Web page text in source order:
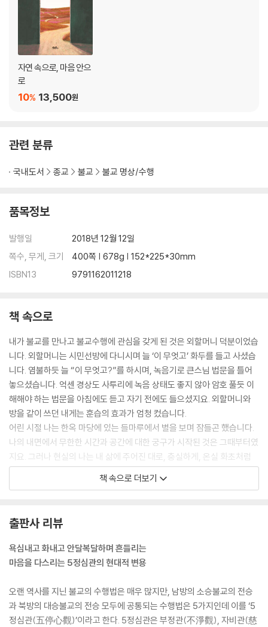
현대에 꼭 필요한 부정관 수행법 96
3문 점관찰 - 점을 통해 부정관하기
점을 통해 대상에 들어가는 관법 101
점관찰하며 지켜야 할 원칙 104
- 아무 생각 없이 관찰하기 104
- 판단하거나 해석하지 않고 관찰하기 105
? 묻고 답하기 109
점관찰로 나타나는 몸과 마음 110
- 몸의 굳어진 곳 110
- 긴장과 고정관념 117
? 묻고 답하기 122
몸의 논리에서 벗어나자 124
4문 느낌관찰 - 몸과 마음에서 일어나는 느낌 관찰하기
? 묻고 답하기 137
느낌관찰의 방법 138
- 5관의 느낌 관찰하기 138
? 묻고 답하기 142
- 물속에서 느낌 관찰하기 143
? 묻고 답하기 145
- 대상과 부딪혔을 때의 느낌 관찰하기 148
? 묻고 답하기 153
욕심을 뚫고 느낌과 감정을 보라 155
? 묻고 답하기 157
5문 음악명상 - 소리를 들으며 마음관찰하기
대상의 소리를 듣는 수행 161
감정층에 작용하는 대표 기제 172
듣기만 잘해도 관념이 많이 떨어져 178
내 소리도 잘 내고 남의 소리도 잘 듣는 것 181
6문 촛불명상 - 촛불을 그냥 그대로 바라보기
자연 속으로, 마음 안으
로
13,500원
10%
관련 분류
국내도서 종교 불교 불교 명상/수행
품목정보
발행일
2018년 12월 12일
쪽수, 무게, 크기
400쪽 | 678g | 152*225*30mm
ISBN13
9791162011218
책 속으로
내가 불교를 만나고 불교수행에 관심을 갖게 된 것은 외할머니 덕분이었습
니다. 외할머니는 시민선방에 다니시며 늘 ‘이 무엇고’ 화두를 들고 사셨습
니다. 염불하듯 늘 “이 무엇고?”를 하시며, 녹음기로 큰스님 법문을 틀어
놓으셨습니다. 억센 경상도 사투리에 녹음 상태도 좋지 않아 암호 풀듯 이
해해야 하는 법문을 아침에도 듣고 자기 전에도 들으셨지요. 외할머니와
방을 같이 쓰던 내게는 훈습의 효과가 엄청 컸습니다.
어린 시절 나는 한옥 마당에 있는 들마루에서 별을 보며 잠들곤 했습니다.
나의 내면에서 무한한 시간과 공간에 대한 궁구가 시작된 것은 그때부터였
지요. 그러나 현실의 나는 내 삶에 주어진 대로, 충실하게, 온실 화초처럼
별다른 문제의식 없이 성장했습니다. 1980년 대학에 들어가면서 문제의
식이 생겼지요. 내가 알고 있던 사실, 지식, 사회, 이념이 학습된 것이고 진
는 것을 알았지요.
현실의 불합리를 바꾸고 정의를 실현하는 것이 내 몫이라고 생각했습니다.
아는 것은 실천해야 한다는 강한 관념을 갖고 있었기에 현실에 맞서고 저
따라가고 싶고 편하게 타협하고 싶었습니다. 그러니 번뇌가 점점 깊어졌지
요. ‘정의에 깊은 신념을 가진 내가 어찌 이렇게 변절할 수 있을까? 이 변화
하는 마음은 무엇일까?’
책 속으로 더보기
출판사 리뷰
욕심내고 화내고 안달복달하며 흔들리는
마음을 다스리는 5정심관의 현대적 변용
오랜 역사를 지닌 불교의 수행법은 매우 많지만, 남방의 소승불교의 전승
과 북방의 대승불교의 전승 모두에 공통되는 수행법은 5가지인데 이를 ‘5
정심관(五停心觀)’이라고 한다. 5정심관은 부정관(不淨觀), 자비관(慈